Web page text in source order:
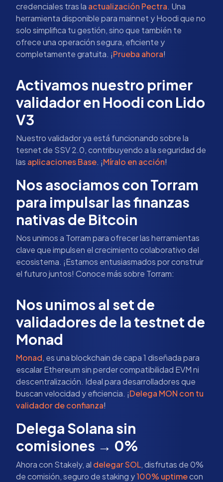
credenciales tras la actualización Pectra. Una
herramienta disponible para mainnet y Hoodi que no
solo simplifica tu gestión, sino que también te
ofrece una operación segura, eficiente y
completamente gratuita. ¡Prueba ahora!
Activamos nuestro primer
validador en Hoodi con Lido
V3
Nuestro validador ya está funcionando sobre la
tesnet de SSV 2.0, contribuyendo a la seguridad de
las aplicaciones Base. ¡Míralo en acción!
Nos asociamos con Torram
para impulsar las finanzas
nativas de Bitcoin
Nos unimos a Torram para ofrecer las herramientas
clave que impulsen el crecimiento colaborativo del
ecosistema. ¡Estamos entusiasmados por construir
el futuro juntos! Conoce más sobre Torram:
Nos unimos al set de
validadores de la testnet de
Monad
Monad, es una blockchain de capa 1 diseñada para
escalar Ethereum sin perder compatibilidad EVM ni
descentralización. Ideal para desarrolladores que
buscan velocidad y eficiencia. ¡Delega MON con tu
validador de confianza!
Delega Solana sin
comisiones → 0%
Ahora con Stakely, al delegar SOL, disfrutas de 0%
de comisión, seguro de staking y100% uptimecon